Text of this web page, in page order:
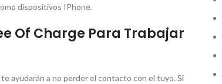
dispositivos IPhone.
Of Charge Para Trabajar
ayudarán a no perder el contacto con el tuyo. Sí